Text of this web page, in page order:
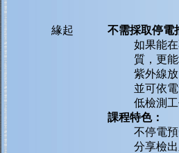
緣起
不需採取停電
如果能
質，更
紫外線
並可依
低檢測
課程特色：
不停電
分享檢